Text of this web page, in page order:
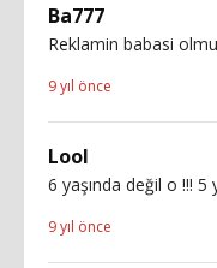
Ba777
Reklamin babasi
9 yıl önce
Lool
6 yaşında değil o !!! 5
9 yıl önce